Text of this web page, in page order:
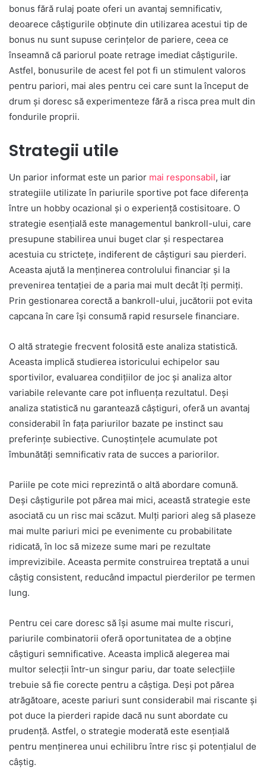
bonus fără rulaj poate oferi un avantaj semnificativ,
deoarece câștigurile obținute din utilizarea acestui tip de
bonus nu sunt supuse cerințelor de pariere, ceea ce
înseamnă că pariorul poate retrage imediat câștigurile.
Astfel, bonusurile de acest fel pot fi un stimulent valoros
pentru pariori, mai ales pentru cei care sunt la început de
drum și doresc să experimenteze fără a risca prea mult din
fondurile proprii.
Strategii utile
Un parior informat este un parior mai responsabil, iar
strategiile utilizate în pariurile sportive pot face diferența
între un hobby ocazional și o experiență costisitoare. O
strategie esențială este managementul bankroll-ului, care
presupune stabilirea unui buget clar și respectarea
acestuia cu strictețe, indiferent de câștiguri sau pierderi.
Aceasta ajută la menținerea controlului financiar și la
prevenirea tentației de a paria mai mult decât îți permiți.
Prin gestionarea corectă a bankroll-ului, jucătorii pot evita
capcana în care își consumă rapid resursele financiare.
O altă strategie frecvent folosită este analiza statistică.
Aceasta implică studierea istoricului echipelor sau
sportivilor, evaluarea condițiilor de joc și analiza altor
variabile relevante care pot influența rezultatul. Deși
analiza statistică nu garantează câștiguri, oferă un avantaj
considerabil în fața pariurilor bazate pe instinct sau
preferințe subiective. Cunoștințele acumulate pot
îmbunătăți semnificativ rata de succes a pariorilor.
Pariile pe cote mici reprezintă o altă abordare comună.
Deși câștigurile pot părea mai mici, această strategie este
asociată cu un risc mai scăzut. Mulți pariori aleg să plaseze
mai multe pariuri mici pe evenimente cu probabilitate
ridicată, în loc să mizeze sume mari pe rezultate
imprevizibile. Aceasta permite construirea treptată a unui
câștig consistent, reducând impactul pierderilor pe termen
lung.
Pentru cei care doresc să își asume mai multe riscuri,
pariurile combinatorii oferă oportunitatea de a obține
câștiguri semnificative. Aceasta implică alegerea mai
multor selecții într-un singur pariu, dar toate selecțiile
trebuie să fie corecte pentru a câștiga. Deși pot părea
atrăgătoare, aceste pariuri sunt considerabil mai riscante și
pot duce la pierderi rapide dacă nu sunt abordate cu
prudență. Astfel, o strategie moderată este esențială
pentru menținerea unui echilibru între risc și potențialul de
câștig.